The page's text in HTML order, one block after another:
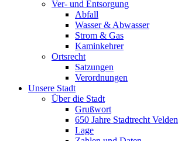
Ver- und Entsorgung
Abfall
Wasser & Abwasser
Strom & Gas
Kaminkehrer
Ortsrecht
Satzungen
Verordnungen
Unsere Stadt
Über die Stadt
Grußwort
650 Jahre Stadtrecht Velden
Lage